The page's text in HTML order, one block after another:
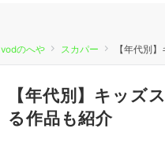
vodのへや スカパー 【年代別
【年代別】キッズ
る作品も紹介